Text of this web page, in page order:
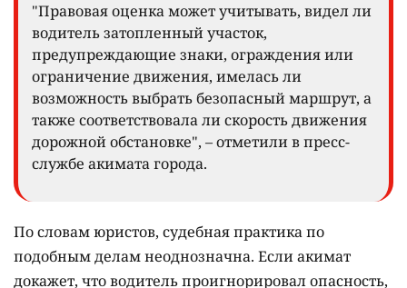
"Правовая оценка может учитывать, видел ли
водитель затопленный участок,
предупреждающие знаки, ограждения или
ограничение движения, имелась ли
возможность выбрать безопасный маршрут, а
также соответствовала ли скорость движения
дорожной обстановке", – отметили в пресс-
службе акимата города.
По словам юристов, судебная практика по
подобным делам неоднозначна. Если акимат
докажет, что водитель проигнорировал опасность,